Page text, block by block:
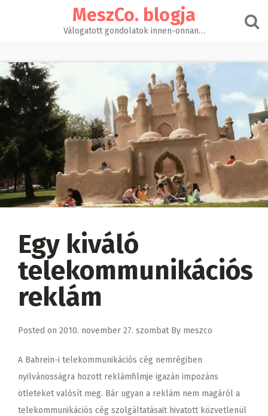
MeszCo. blogja
Válogatott gondolatok innen-onnan…
Egy kiváló
telekommunikációs
reklám
Posted on 2010. november 27. szombat By meszco
A Bahrein-i telekommunikációs cég nemrégiben
nyilvánosságra hozott reklámfilmje igazán impozáns
ötleteket valósít meg. Bár ugyan a reklám nem magáról a
telekommunikációs cég szolgáltatásait hivatott közvetlenül